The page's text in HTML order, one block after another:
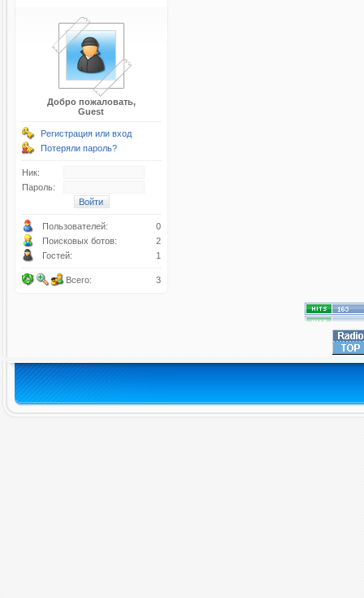
Добро пожаловать,
Guest
Регистрация или вход
Потеряли пароль?
Ник:
Пароль:
Пользователей:
0
Поисковых ботов:
2
Гостей:
1
Всего: 3